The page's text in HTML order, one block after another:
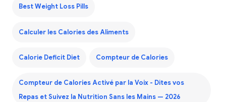
Best Weight Loss Pills
Calculer les Calories des Aliments
Calorie Deficit Diet Compteur de Calories
Compteur de Calories Activé par la Voix - Dites vos
Repas et Suivez la Nutrition Sans les Mains — 2026